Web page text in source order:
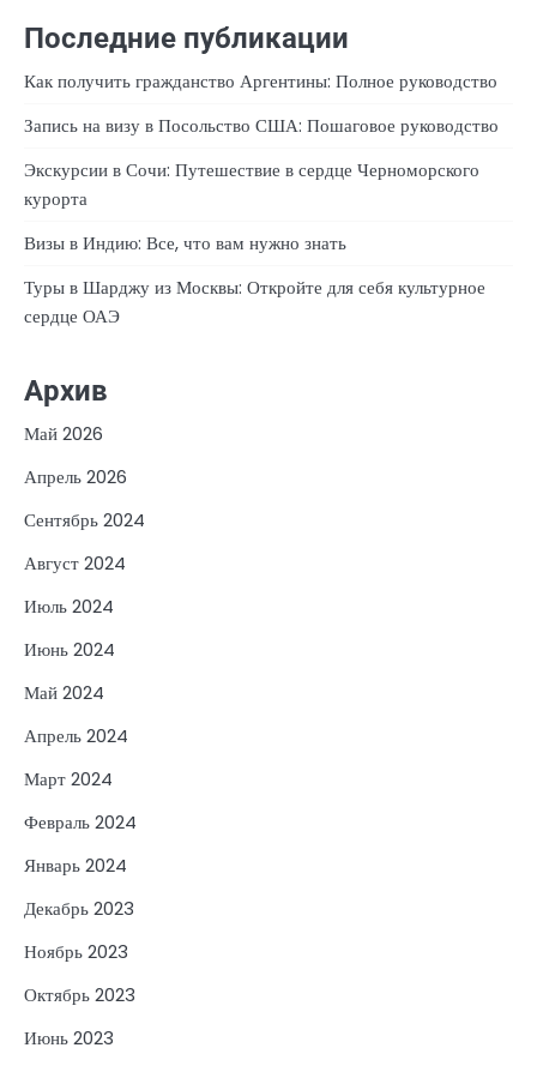
Последние публикации
Как получить гражданство Аргентины: Полное руководство
Запись на визу в Посольство США: Пошаговое руководство
Экскурсии в Сочи: Путешествие в сердце Черноморского
курорта
Визы в Индию: Все, что вам нужно знать
Туры в Шарджу из Москвы: Откройте для себя культурное
сердце ОАЭ
Архив
Май 2026
Апрель 2026
Сентябрь 2024
Август 2024
Июль 2024
Июнь 2024
Май 2024
Апрель 2024
Март 2024
Февраль 2024
Январь 2024
Декабрь 2023
Ноябрь 2023
Октябрь 2023
Июнь 2023